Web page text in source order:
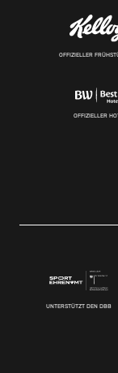
OFFIZIELLER
OFFIZIELLER
UNTERSTÜTZT DEN DBB